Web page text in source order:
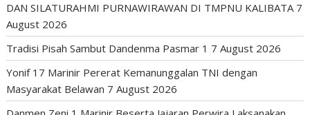
DAN SILATURAHMI PURNAWIRAWAN DI TMPNU KALIBATA 7
August 2026
Tradisi Pisah Sambut Dandenma Pasmar 1 7 August 2026
Yonif 17 Marinir Pererat Kemanunggalan TNI dengan
Masyarakat Belawan 7 August 2026